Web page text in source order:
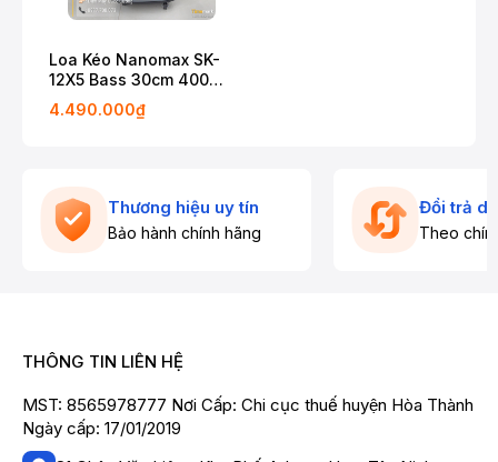
Loa Kéo Nanomax SK-
12X5 Bass 30cm 400W
Karaoke Bluetooth
4.490.000₫
Thương hiệu uy tín
Bảo hành chính hãng
Đổi trả
Theo
THÔNG TIN LIÊN HỆ
MST: 8565978777 Nơi Cấp: Chi cục thuế huyện Hòa Thành
Ngày cấp: 17/01/2019